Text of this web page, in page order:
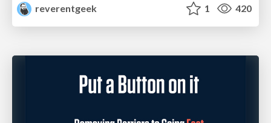
reverentgeek
1 420